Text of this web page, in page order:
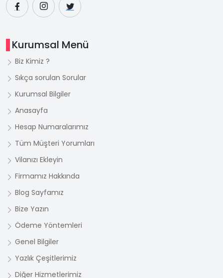
Kurumsal Menü
Biz Kimiz ?
Sıkça sorulan Sorular
Kurumsal Bilgiler
Anasayfa
Hesap Numaralarımız
Tüm Müşteri Yorumları
Vilanızı Ekleyin
Firmamız Hakkında
Blog Sayfamız
Bize Yazın
Ödeme Yöntemleri
Genel Bilgiler
Yazlık Çeşitlerimiz
Diğer Hizmetlerimiz